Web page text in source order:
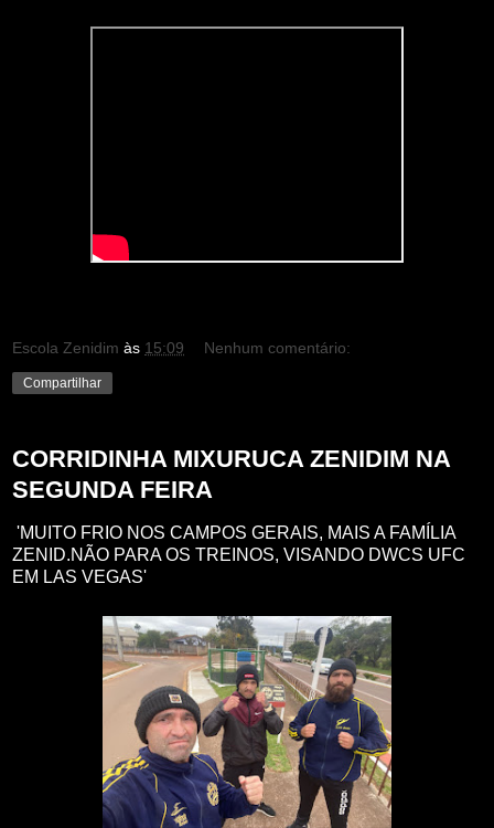
Escola Zenidim às 15:09 Nenhum comentário:
Compartilhar
CORRIDINHA MIXURUCA ZENIDIM NA
SEGUNDA FEIRA
'MUITO FRIO NOS CAMPOS GERAIS, MAIS A FAMÍLIA
ZENID.NÃO PARA OS TREINOS, VISANDO DWCS UFC
EM LAS VEGAS'